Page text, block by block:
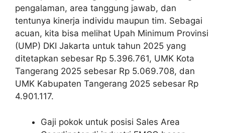
pengalaman, area tanggung jawab, dan
tentunya kinerja individu maupun tim. Sebagai
acuan, kita bisa melihat Upah Minimum Provinsi
(UMP) DKI Jakarta untuk tahun 2025 yang
ditetapkan sebesar Rp 5.396.761, UMK Kota
Tangerang 2025 sebesar Rp 5.069.708, dan
UMK Kabupaten Tangerang 2025 sebesar Rp
4.901.117.
Gaji pokok untuk posisi Sales Area